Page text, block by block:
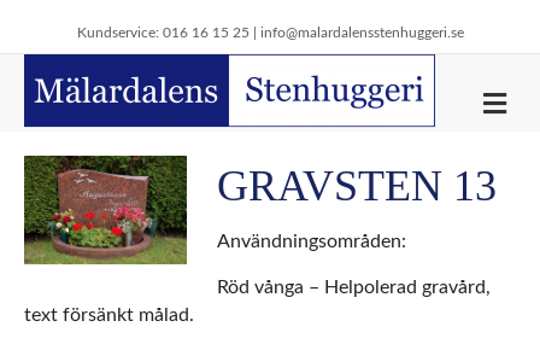
Kundservice: 016 16 15 25 | info@malardalensstenhuggeri.se
M
GRAVSTEN 13
Användningsområden:
Röd vånga – Helpolerad gravård,
text försänkt målad.